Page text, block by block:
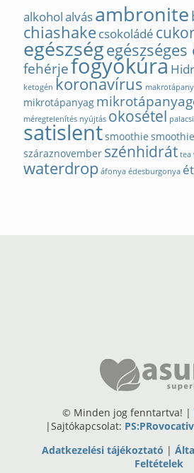
alkoholalvásambronite
chiashakecsokoládé
egészségegészséges
fehérjefogyókúra
ketogén koronavírus
mikrotápanyag
méregtelenítés nyújtás okosétel
satislentsmoothie
száraznovember szénhidrát tea
waterdrop áfonya édesburgonya
© Minden jog fenntartva! |
|Sajtókapcsolat:
Adatkezelési tájékoztató |
Feltételek